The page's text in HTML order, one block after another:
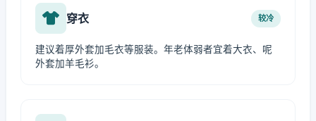
穿衣 较冷
建议着厚外套加毛衣等服装。年老体弱者宜着大衣、呢
外套加羊毛衫。